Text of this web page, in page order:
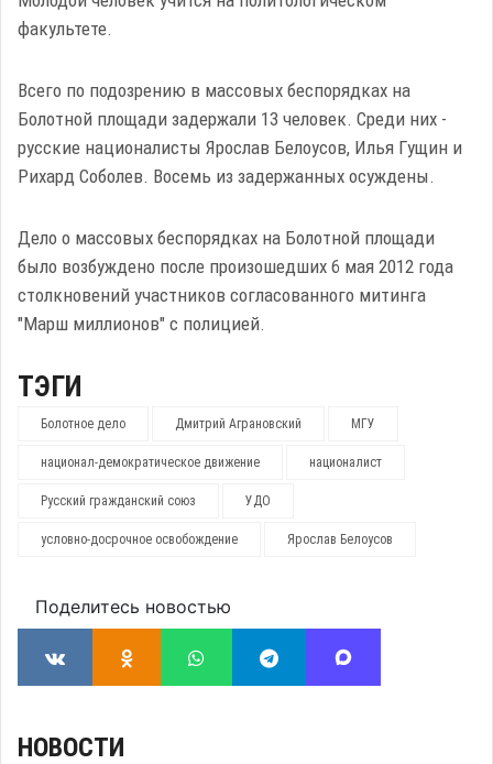
факультете.
Всего по подозрению в массовых беспорядках на
Болотной площади задержали 13 человек. Среди них -
русские националисты Ярослав Белоусов, Илья Гущин и
Рихард Соболев. Восемь из задержанных осуждены.
Дело о массовых беспорядках на Болотной площади
было возбуждено после произошедших 6 мая 2012 года
столкновений участников согласованного митинга
"Марш миллионов" с полицией.
ТЭГИ
Болотное дело Дмитрий Аграновский МГУ
национал-демократическое движение националист
Русский гражданский союз УДО
условно-досрочное освобождение Ярослав Белоусов
Поделитесь новостью
НОВОСТИ